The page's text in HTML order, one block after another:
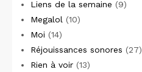
Liens de la semaine (9)
Megalol (10)
Moi (14)
Réjouissances sonores (27)
Rien à voir (13)